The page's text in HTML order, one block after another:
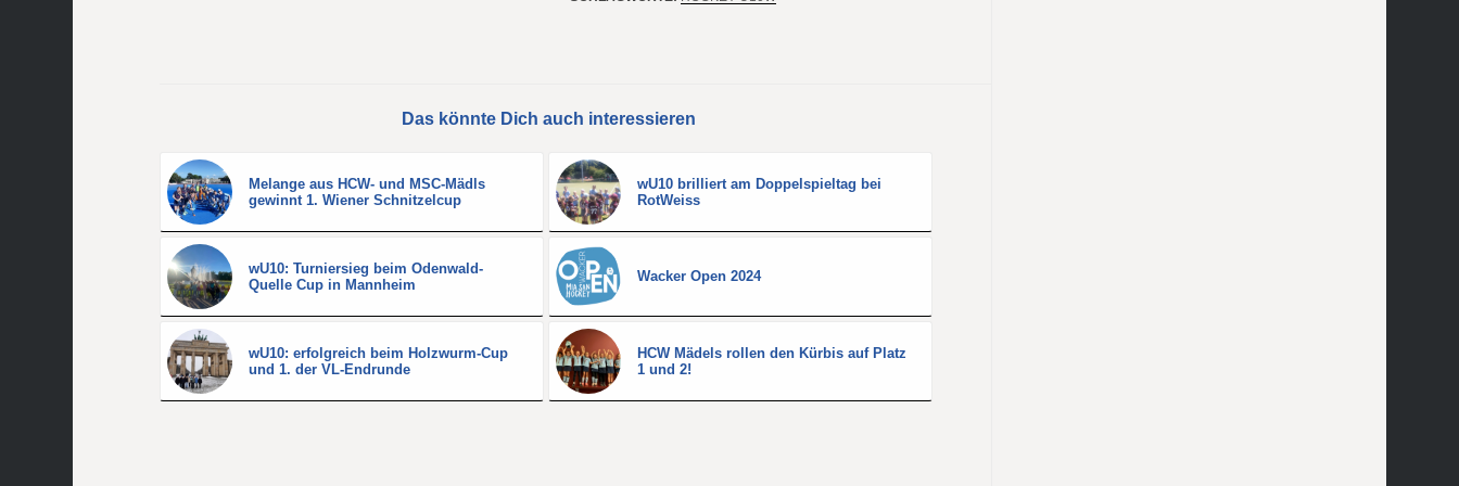
Das könnte Dich auch interessieren
Melange aus HCW- und MSC-Mädls
gewinnt 1. Wiener Schnitzelcup
wU10 brilliert am Doppelspieltag bei
RotWeiss
wU10: Turniersieg beim Odenwald-
Quelle Cup in Mannheim
Wacker Open 2024
wU10: erfolgreich beim Holzwurm-Cup
und 1. der VL-Endrunde
HCW Mädels rollen den Kürbis auf Platz
1 und 2!